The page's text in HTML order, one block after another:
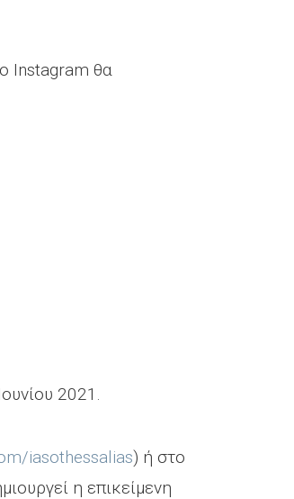
Instagram θα
2021.
iasothessalias) ή στο
η επικείμενη